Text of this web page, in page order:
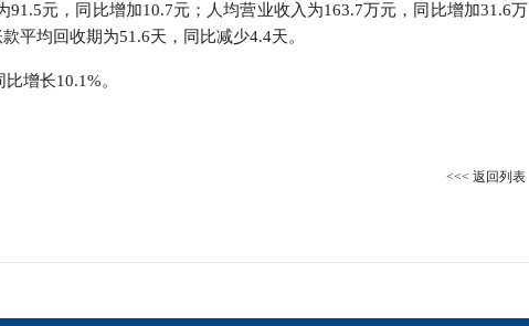
元，同比增加10.7元；人均营业收入为163.7万元，同比增加31.6万
平均回收期为51.6天，同比减少4.4天。
增长10.1%。
<<< 返回列表